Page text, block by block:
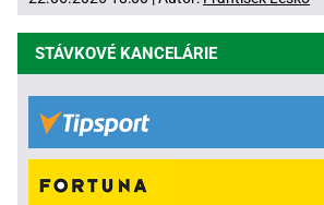
STÁVKOVÉ KANCELÁRIE